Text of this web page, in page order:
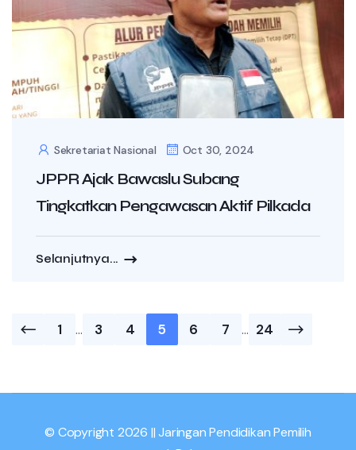
Sekretariat Nasional Oct 30, 2024
JPPR Ajak Bawaslu Subang
Tingkatkan Pengawasan Aktif Pilkada
Selanjutnya...
Posts
1 … 3 4 5 6 7 … 24
© Copyright 2026 || Jaringan Pendidikan Pemilih